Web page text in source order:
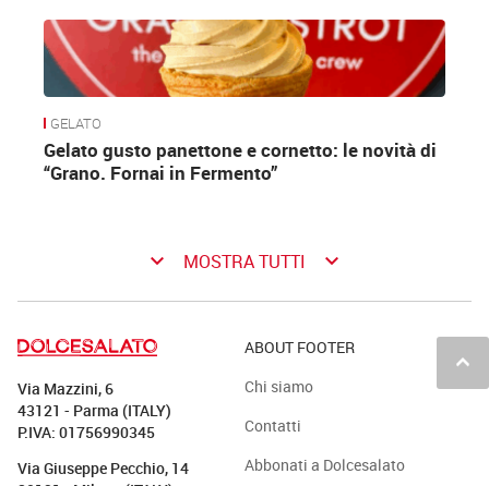
GELATO
Gelato gusto panettone e cornetto: le novità di
“Grano. Fornai in Fermento”
keyboard_arrow_down MOSTRA TUTTI keyboard_arrow_down
keyboard_arrow_up
Via Mazzini, 6
43121 - Parma (ITALY)
P.IVA: 01756990345
Via Giuseppe Pecchio, 14
ABOUT FOOTER
Chi siamo
Contatti
Abbonati a Dolcesalato